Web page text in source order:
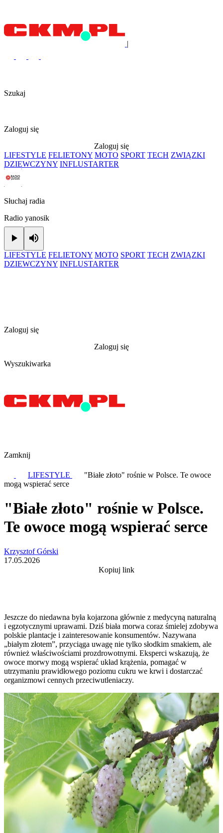
|
Szukaj
Zaloguj się
Zaloguj się
LIFESTYLE FELIETONY MOTO SPORT TECH ZWIĄZKI
DZIEWCZYNY INFLUSTARTER
Słuchaj radia
Radio yanosik
Play
LIFESTYLE FELIETONY MOTO SPORT TECH ZWIĄZKI
DZIEWCZYNY INFLUSTARTER
Zaloguj się
Zaloguj się
Wyszukiwarka
Zamknij
LIFESTYLE
"Białe złoto" rośnie w Polsce. Te owoce
mogą wspierać serce
"Białe złoto" rośnie w Polsce.
Te owoce mogą wspierać serce
Krzysztof Górski
17.05.2026
Kopiuj link
Jeszcze do niedawna była kojarzona głównie z medycyną naturalną
i egzotycznymi uprawami. Dziś biała morwa coraz śmielej zdobywa
polskie plantacje i zainteresowanie konsumentów. Nazywana
„białym złotem”, przyciąga uwagę nie tylko słodkim smakiem, ale
również właściwościami prozdrowotnymi. Eksperci wskazują, że
owoce morwy mogą wspierać układ krążenia, pomagać w
utrzymaniu prawidłowego poziomu cukru we krwi i dostarczać
organizmowi cennych przeciwutleniaczy.